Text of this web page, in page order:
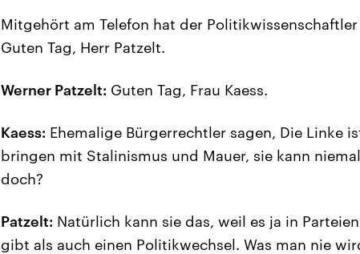
Mitgehört am Telefon hat der
Guten Tag, Herr Patzelt.
Werner Patzelt: Guten Tag, Frau Kaess.
Kaess: Ehemalige Bürgerrechtler sagen, Die Linke
bringen mit Stalinismus und Mauer, sie kann
doch?
Patzelt: Natürlich kann sie das, weil es ja in
gibt als auch einen Politikwechsel. Was man nie